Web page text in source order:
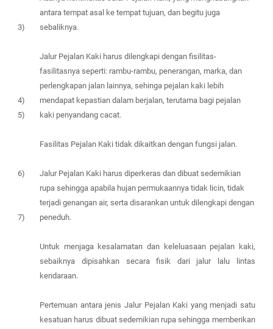
3)
4)
5)
6)
7)
antara tempat asal ke tempat tujuan, dan begitu juga
sebaliknya.
Jalur Pejalan Kaki harus dilengkapi dengan fisilitas-
fasilitasnya seperti: rambu-rambu, penerangan, marka, dan
perlengkapan jalan lainnya, sehinga pejalan kaki lebih
mendapat kepastian dalam berjalan, terutama bagi pejalan
kaki penyandang cacat.
Fasilitas Pejalan Kaki tidak dikaitkan dengan fungsi jalan.
Jalur Pejalan Kaki harus diperkeras dan dibuat sedemikian
rupa sehingga apabila hujan permukaannya tidak licin, tidak
terjadi genangan air, serta disarankan untuk dilengkapi dengan
peneduh.
Untuk menjaga kesalamatan dan keleluasaan pejalan kaki,
sebaiknya dipisahkan secara fisik dari jalur lalu lintas
kendaraan.
Pertemuan antara jenis Jalur Pejalan Kaki yang menjadi satu
kesatuan harus dibuat sedemikian rupa sehingga memberikan